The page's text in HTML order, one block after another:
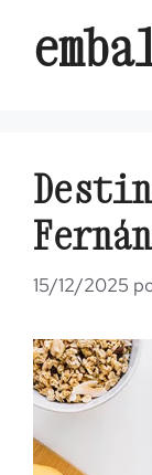
15/12/2025